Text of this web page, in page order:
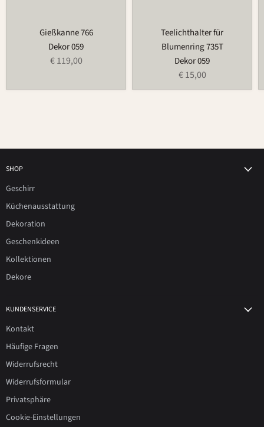
Gießkanne 766
Dekor 059
€ 119,00
Teelichthalter für
Blumenring 735T
Dekor 059
€ 15,00
SHOP
Geschirr
Küchenausstattung
Dekoration
Geschenkideen
Kollektionen
Dekore
KUNDENSERVICE
Kontakt
Häufige Fragen
Widerrufsrecht
Widerrufsformular
Privatsphäre
Cookie-Einstellungen